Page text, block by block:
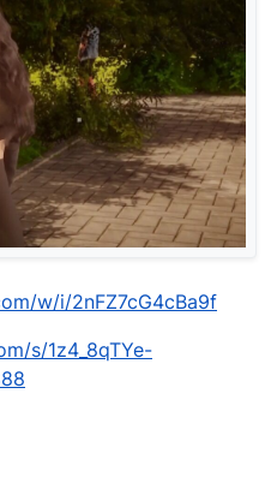
w/i/2nFZ7cG4cBa9f
s/1z4_8qTYe-